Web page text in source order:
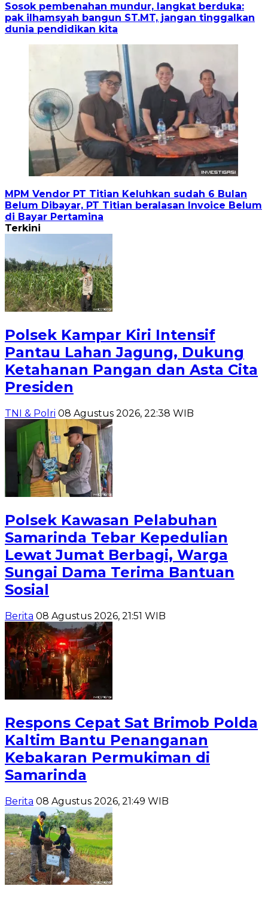
Sosok pembenahan mundur, langkat berduka:
pak ilhamsyah bangun ST.MT, jangan tinggalkan
dunia pendidikan kita
MPM Vendor PT Titian Keluhkan sudah 6 Bulan
Belum Dibayar, PT Titian beralasan Invoice Belum
di Bayar Pertamina
Terkini
Polsek Kampar Kiri Intensif
Pantau Lahan Jagung, Dukung
Ketahanan Pangan dan Asta Cita
Presiden
TNI & Polri 08 Agustus 2026, 22:38 WIB
Polsek Kawasan Pelabuhan
Samarinda Tebar Kepedulian
Lewat Jumat Berbagi, Warga
Sungai Dama Terima Bantuan
Sosial
Berita 08 Agustus 2026, 21:51 WIB
Respons Cepat Sat Brimob Polda
Kaltim Bantu Penanganan
Kebakaran Permukiman di
Samarinda
Berita 08 Agustus 2026, 21:49 WIB